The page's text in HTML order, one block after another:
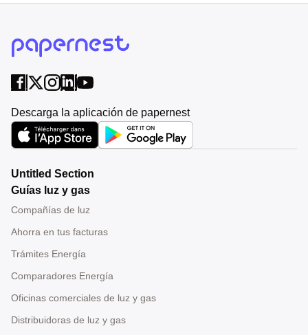
Descarga la aplicación de papernest
Untitled Section
Guías luz y gas
Compañías de luz
Ahorra en tus facturas
Trámites Energía
Comparadores Energía
Oficinas comerciales de luz y gas
Distribuidoras de luz y gas